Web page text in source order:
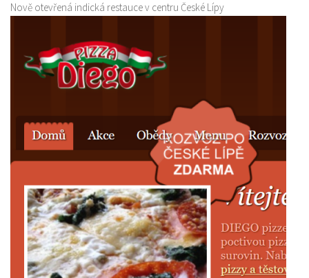
Nově otevřená indická restauce v centru České Lípy